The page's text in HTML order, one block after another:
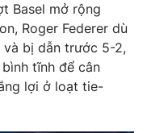
Basel mở rộng
Roger Federer dù
bị dẫn trước 5-2,
tĩnh để cân
lợi ở loạt tie-